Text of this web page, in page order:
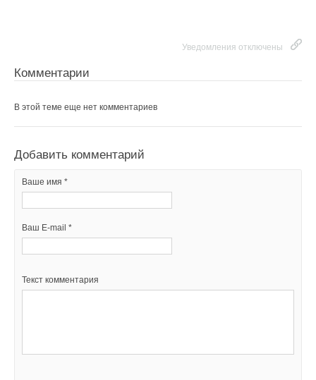
Уведомления отключены
Комментарии
В этой теме еще нет комментариев
Добавить комментарий
Ваше имя *
Ваш E-mail *
Текст комментария